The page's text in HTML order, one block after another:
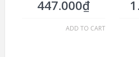
447.000₫
ADD TO CART